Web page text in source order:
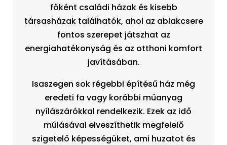
főként családi házak és kisebb
társasházak találhatók, ahol az ablakcsere
fontos szerepet játszhat az
energiahatékonyság és az otthoni komfort
javításában.
Isaszegen sok régebbi építésű ház még
eredeti fa vagy korábbi műanyag
nyílászárókkal rendelkezik. Ezek az idő
múlásával elveszíthetik megfelelő
szigetelő képességüket, ami huzatot és